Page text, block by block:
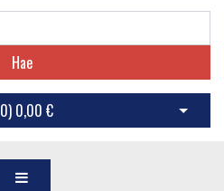
Hae
0) 0,00 € Avaa